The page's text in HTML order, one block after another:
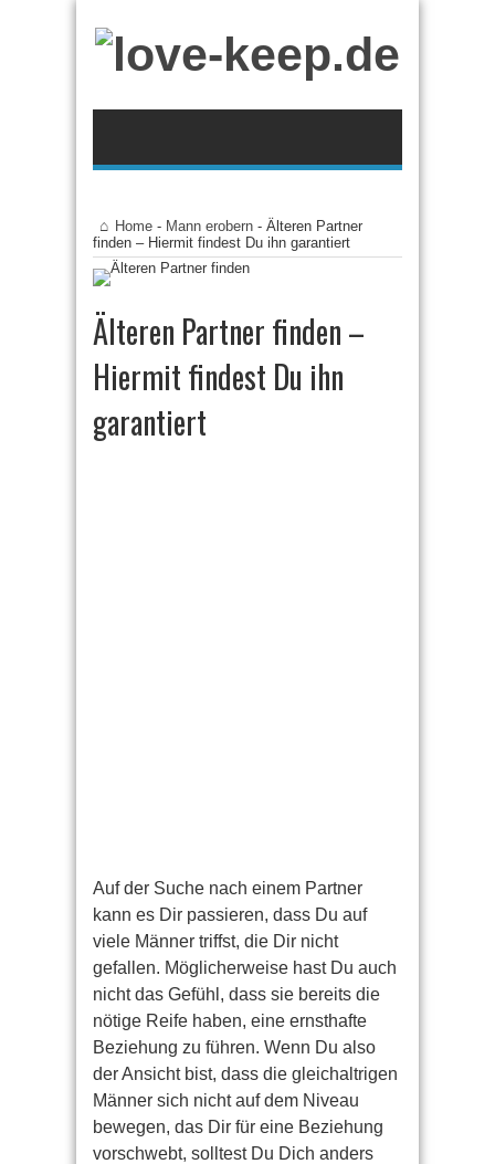
Home - Mann erobern - Älteren Partner
finden – Hiermit findest Du ihn garantiert
Älteren Partner finden –
Hiermit findest Du ihn
garantiert
Auf der Suche nach einem Partner
kann es Dir passieren, dass Du auf
viele Männer triffst, die Dir nicht
gefallen. Möglicherweise hast Du auch
nicht das Gefühl, dass sie bereits die
nötige Reife haben, eine ernsthafte
Beziehung zu führen. Wenn Du also
der Ansicht bist, dass die gleichaltrigen
Männer sich nicht auf dem Niveau
bewegen, das Dir für eine Beziehung
vorschwebt, solltest Du Dich anders